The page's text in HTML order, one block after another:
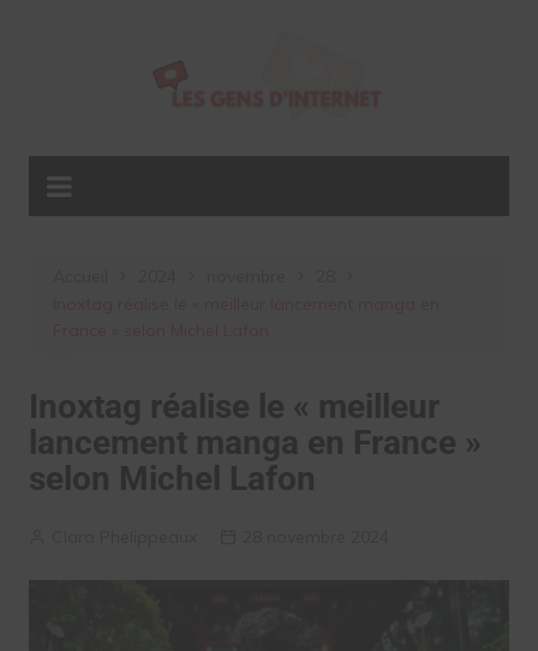
Inoxtag réalise le « meilleur
lancement manga en France »
selon Michel Lafon